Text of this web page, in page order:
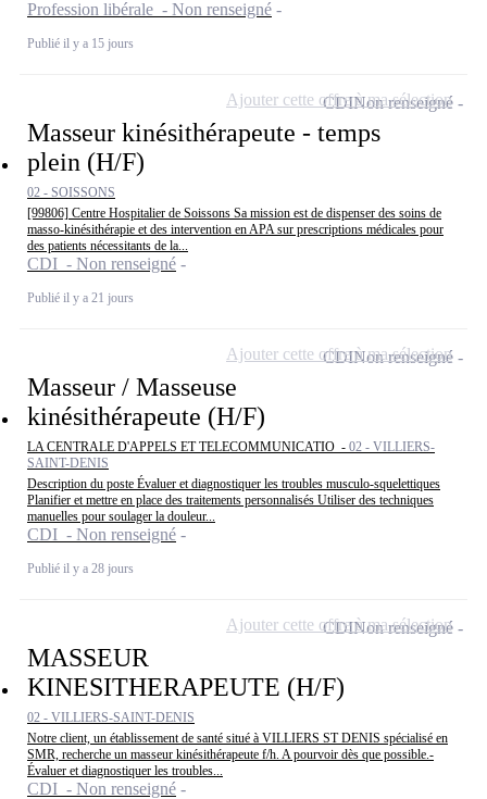
Profession libérale - Non renseigné
Publié il y a 15 jours
Masseur kinésithérapeute - temps
plein (H/F)
02 - SOISSONS
[99806] Centre Hospitalier de Soissons Sa mission est de dispenser des soins de
masso-kinésithérapie et des intervention en APA sur prescriptions médicales pour
des patients nécessitants de la...
CDI - Non renseigné
Publié il y a 21 jours
CDINon renseigné
Ajouter cette offre à ma sélection
Masseur / Masseuse
kinésithérapeute (H/F)
LA CENTRALE D'APPELS ET TELECOMMUNICATIO - 02 - VILLIERS-
SAINT-DENIS
Description du poste Évaluer et diagnostiquer les troubles musculo-squelettiques
Planifier et mettre en place des traitements personnalisés Utiliser des techniques
manuelles pour soulager la douleur...
CDI - Non renseigné
Publié il y a 28 jours
CDINon renseigné
Ajouter cette offre à ma sélection
MASSEUR
KINESITHERAPEUTE (H/F)
02 - VILLIERS-SAINT-DENIS
Notre client, un établissement de santé situé à VILLIERS ST DENIS spécialisé en
SMR, recherche un masseur kinésithérapeute f/h. A pourvoir dès que possible.-
Évaluer et diagnostiquer les troubles...
CDI - Non renseigné
CDINon renseigné
Ajouter cette offre à ma sélection